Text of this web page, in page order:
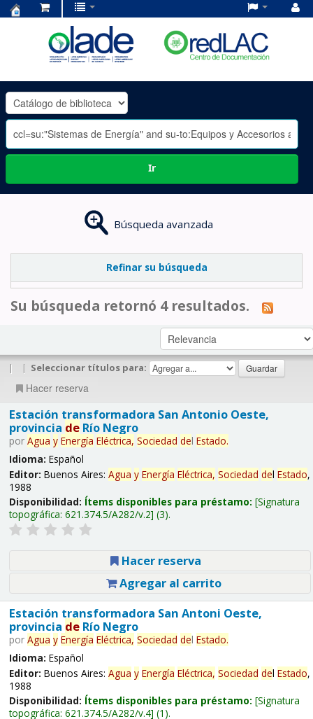
OLADE
-
Ir
Búsqueda avanzada
Refinar su búsqueda
Su búsqueda retornó 4 resultados.
| | Seleccionar títulos para:
Hacer reserva
Estación transformadora San Antonio Oeste,
provincia deRío Negro
por Agua y Energía Eléctrica, Sociedad del Estado.
Idioma: Español
Editor: Buenos Aires: Agua y Energía Eléctrica, Sociedad del Estado,
1988
Disponibilidad: Ítems disponibles para préstamo: Signatura
topográfica: 621.374.5/A282/v.2 (3).
Hacer reserva
Agregar al carrito
Estación transformadora San Antoni Oeste,
provincia deRío Negro
por Agua y Energía Eléctrica, Sociedad del Estado.
Idioma: Español
Editor: Buenos Aires: Agua y Energía Eléctrica, Sociedad del Estado,
1988
Disponibilidad: Ítems disponibles para préstamo: Signatura
topográfica: 621.374.5/A282/v.4 (1).